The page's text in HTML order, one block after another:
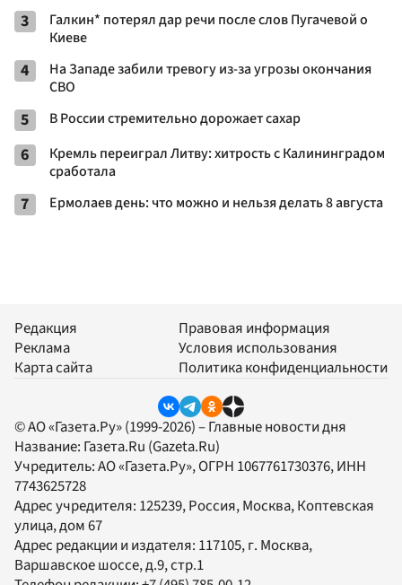
3
Галкин* потерял дар речи после слов Пугачевой о
Киеве
4
На Западе забили тревогу из-за угрозы окончания
СВО
5 В России стремительно дорожает сахар
6
Кремль переиграл Литву: хитрость с Калининградом
сработала
7 Ермолаев день: что можно и нельзя делать 8 августа
Редакция
Реклама
Карта сайта
Правовая информация
Условия использования
Политика конфиденциальности
© АО «Газета.Ру» (1999-2026) – Главные новости дня
Название: Газета.Ru (Gazeta.Ru)
Учредитель:АО «Газета.Ру», ОГРН 1067761730376, ИНН
7743625728
Адрес учредителя: 125239, Россия, Москва, Коптевская
улица, дом 67
Адрес редакции и издателя: 117105, г. Москва,
Варшавское шоссе, д.9, стр.1